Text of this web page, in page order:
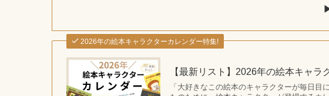
2026年の絵本キャラクターカレンダー特集!
【最新リスト】2026年の絵本キャラ
「大好きなこの絵本のキャラクターが毎日